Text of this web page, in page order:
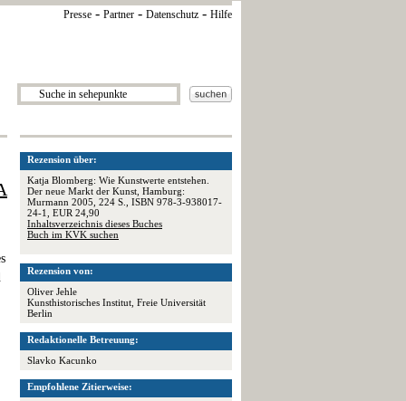
Presse - Partner - Datenschutz - Hilfe
Rezension über:
Katja Blomberg: Wie Kunstwerte entstehen.
Der neue Markt der Kunst, Hamburg:
Murmann 2005, 224 S., ISBN 978-3-938017-
24-1, EUR 24,90
Inhaltsverzeichnis dieses Buches
Buch im KVK suchen
Rezension von:
Oliver Jehle
Kunsthistorisches Institut, Freie Universität
Berlin
Redaktionelle Betreuung:
Slavko Kacunko
Empfohlene Zitierweise: